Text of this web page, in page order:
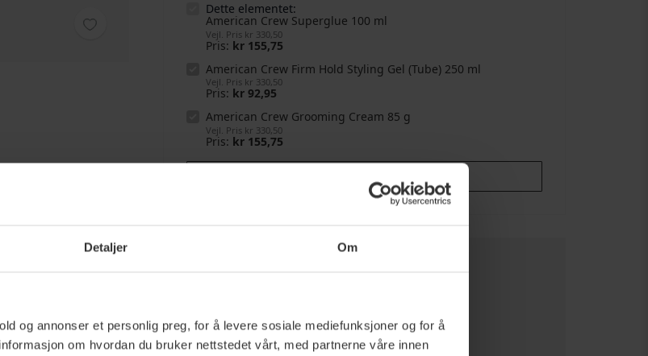
Detaljer Om
og annonser et personlig preg, for å levere sosiale mediefunksjoner og for å
om hvordan du bruker nettstedet vårt, med partnerne våre innen
Dette elementet:
American Crew Superglue 100 ml
Vejl. Pris kr 330,50
Pris kr 155,75
American Crew Firm Hold Styling Gel (Tube) 250 ml
Vejl. Pris kr 330,50
Pris kr 92,95
American Crew Grooming Cream 85 g
Vejl. Pris kr 330,50
Pris kr 155,75
Buy Together: kr 404,45
Rask Levering
Se fraktalternativer